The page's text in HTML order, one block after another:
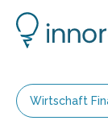
Wirtschaft